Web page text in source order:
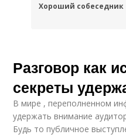
Хороший собеседник
Разговор как
секреты
В мире , переполненном
удержать внимание
Будь то публичное